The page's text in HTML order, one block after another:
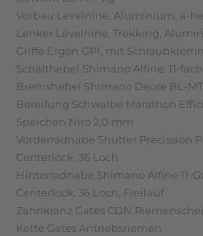
Vorbau Levelnine, Aluminium, a-
Lenker Levelnine, Trekking,
Griffe Ergon GP1, mit
Schalthebel Shimano Alfine, 11-
Bremshebel Shimano Deore BL-
Bereifung Schwalbe Marathon
Speichen Niro 2,0 mm
Vorderradnabe Shutter Precission
Centerlock, 36 Loch
Hinterradnabe Shimano Alfine 11-
Centerlock, 36 Loch, Freilauf
Zahnkranz Gates CDN
Kette Gates Antriebsriemen